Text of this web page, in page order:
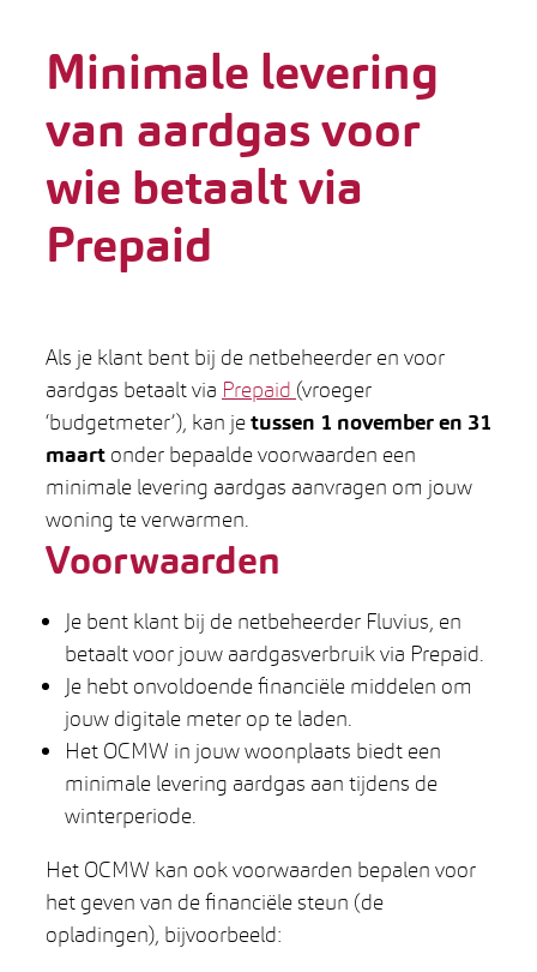
Minimale levering
van aardgas voor
wie betaalt via
Prepaid
Als je klant bent bij de netbeheerder en voor
aardgas betaalt via Prepaid (vroeger
‘budgetmeter’), kan jetussen 1 november en 31
maart onder bepaalde voorwaarden een
minimale levering aardgas aanvragen om jouw
woning te verwarmen.
Voorwaarden
Je bent klant bij de netbeheerder Fluvius, en
betaalt voor jouw aardgasverbruik via Prepaid.
Je hebt onvoldoende financiële middelen om
jouw digitale meter op te laden.
Het OCMW in jouw woonplaats biedt een
minimale levering aardgas aan tijdens de
winterperiode.
Het OCMW kan ook voorwaarden bepalen voor
het geven van de financiële steun (de
opladingen), bijvoorbeeld: